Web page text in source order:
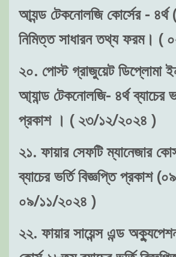
আ্যন্ড টেকনোলজি কোর্সের - ৪র্থ
নিমিত্ত সাধারন তথ্য ফরম।
২০. পোস্ট গ্রাজুয়েট ডিপ্লোমা
আ্যান্ড টেকনোলজি- ৪র্থ ব্যাচের
প্রকাশ । ( ২৩/১২/২০২৪ )
২১. ফায়ার সেফটি ম্যানেজার
ব্যাচের ভর্তি বিজ্ঞপ্তি প্রকাশ
০৯/১১/২০২৪ )
২২. ফায়ার সায়েন্স এন্ড